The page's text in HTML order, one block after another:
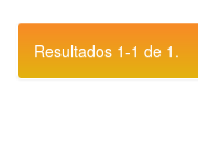
Resultados 1-1 de 1.